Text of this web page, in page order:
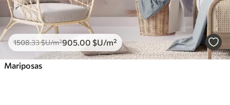
1508.33$U/m²905 .00 $U/m²
Mariposas